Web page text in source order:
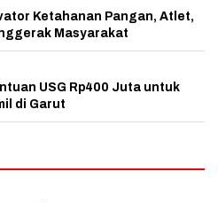
Ketahanan Pangan, Atlet,
Masyarakat
USG Rp400 Juta untuk
di Garut